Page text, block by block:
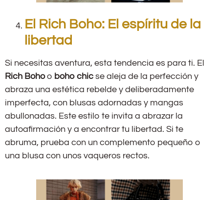
El Rich Boho: El espíritu de la
libertad
Si necesitas aventura, esta tendencia es para ti. El
Rich Bohoo boho chic se aleja de la perfección y
abraza una estética rebelde y deliberadamente
imperfecta, con blusas adornadas y mangas
abullonadas. Este estilo te invita a abrazar la
autoafirmación y a encontrar tu libertad. Si te
abruma, prueba con un complemento pequeño o
una blusa con unos vaqueros rectos.